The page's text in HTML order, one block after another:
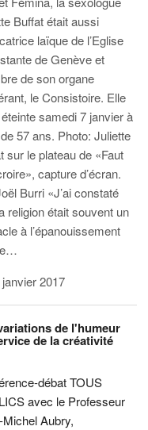
Buffat était aussi
laïque de l’Eglise
de Genève et
de son organe
le Consistoire. Elle
éteinte samedi 7 janvier à
de 57 ans. Photo: Juliette
sur le plateau de «Faut
capture d’écran.
Burri «J’ai constaté
religion était souvent un
à l’épanouissement
janvier 2017
de l'humeur
de la créativité
débat TOUS
avec le Professeur
Aubry,